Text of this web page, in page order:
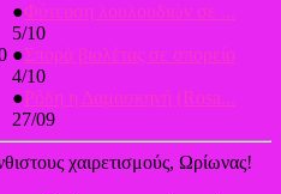
●Φύτευση λουλουδιών σε ...
5/10
●Σπορά βιολέτας σε σπορείο
4/10
● Ρόδη η Δαμασκηνή (Rosa...
27/09
χαιρετισμούς, Ωρίωνας!